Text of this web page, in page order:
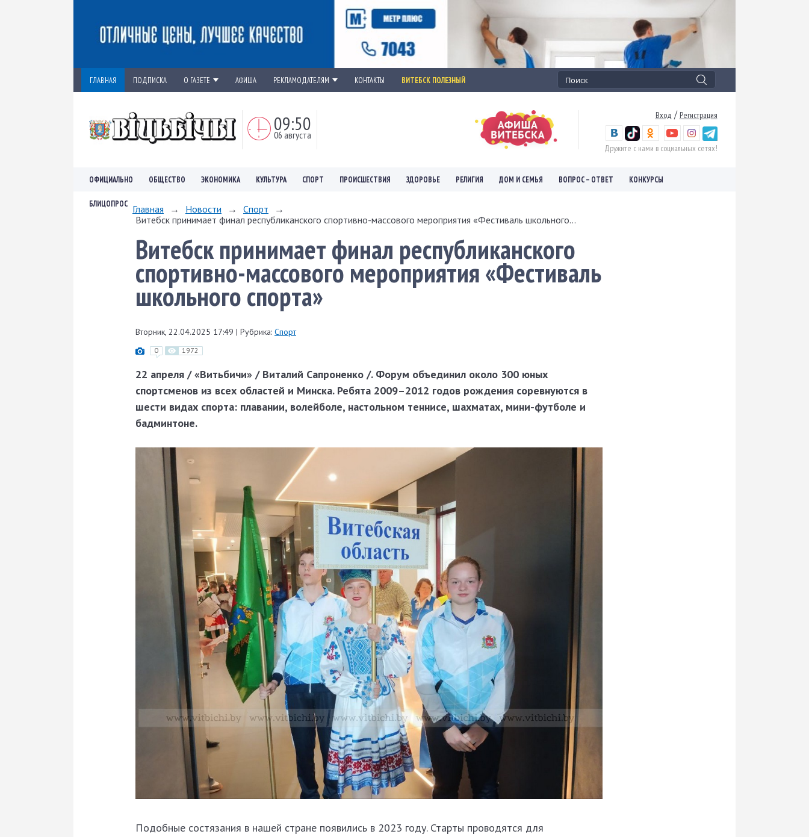
ГЛАВНАЯ ПОДПИСКА О ГАЗЕТЕ АФИША РЕКЛАМОДАТЕЛЯМ КОНТАКТЫ ВИТЕБСК ПОЛЕЗНЫЙ
09:50
06 августа
Вход / Регистрация
Дружите с нами в социальных сетях!
ОФИЦИАЛЬНО ОБЩЕСТВО ЭКОНОМИКА КУЛЬТУРА СПОРТ ПРОИСШЕСТВИЯ ЗДОРОВЬЕ РЕЛИГИЯ ДОМ И СЕМЬЯ ВОПРОС – ОТВЕТ КОНКУРСЫ
БЛИЦОПРОС Главная → Новости → Спорт
→
Витебск принимает финал республиканского спортивно-массового мероприятия «Фестиваль школьного...
Витебск принимает финал республиканского
спортивно-массового мероприятия «Фестиваль
школьного спорта»
Вторник, 22.04.2025 17:49 | Рубрика: Спорт
0 1972
22 апреля / «Витьбичи» / Виталий Сапроненко /. Форум объединил около 300 юных
спортсменов из всех областей и Минска. Ребята 2009–2012 годов рождения соревнуются в
шести видах спорта: плавании, волейболе, настольном теннисе, шахматах, мини-футболе и
бадминтоне.
Подобные состязания в нашей стране появились в 2023 году. Старты проводятся для